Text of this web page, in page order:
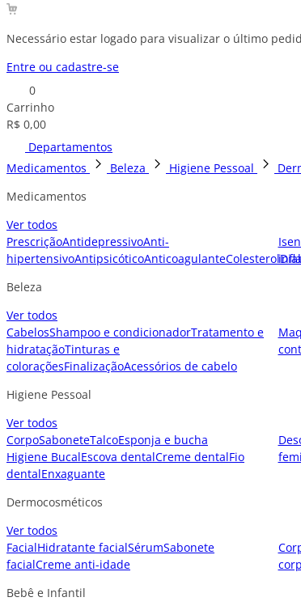
Necessário estar logado para visualizar o último
Entre ou cadastre-se
0
Carrinho
R$ 0,00
Departamentos
Medicamentos
Beleza Higiene Pessoal
Medicamentos
Ver todos
PrescriçãoAntidepressivoAnti-
hipertensivoAntipsicóticoAnticoagulanteColesterol
Beleza
Ver todos
CabelosShampoo e condicionadorTratamento e
hidrataçãoTinturas e
coloraçõesFinalizaçãoAcessórios de cabelo
Higiene Pessoal
Ver todos
CorpoSaboneteTalcoEsponja e bucha
Higiene BucalEscova dentalCreme dentalFio
dentalEnxaguante
Dermocosméticos
Ver todos
FacialHidratante facialSérumSabonete
facialCreme anti-idade
Bebê e Infantil